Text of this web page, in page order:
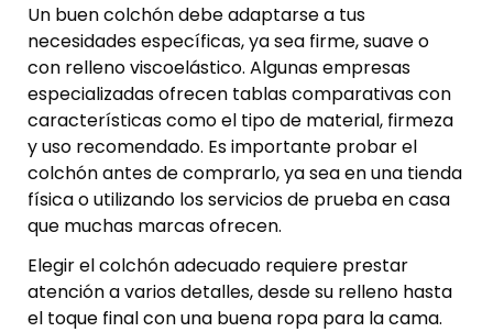
Un buen colchón debe adaptarse a tus
necesidades específicas, ya sea firme, suave o
con relleno viscoelástico. Algunas empresas
especializadas ofrecen tablas comparativas con
características como el tipo de material, firmeza
y uso recomendado. Es importante probar el
colchón antes de comprarlo, ya sea en una tienda
física o utilizando los servicios de prueba en casa
que muchas marcas ofrecen.
Elegir el colchón adecuado requiere prestar
atención a varios detalles, desde su relleno hasta
el toque final con una buena ropa para la cama.